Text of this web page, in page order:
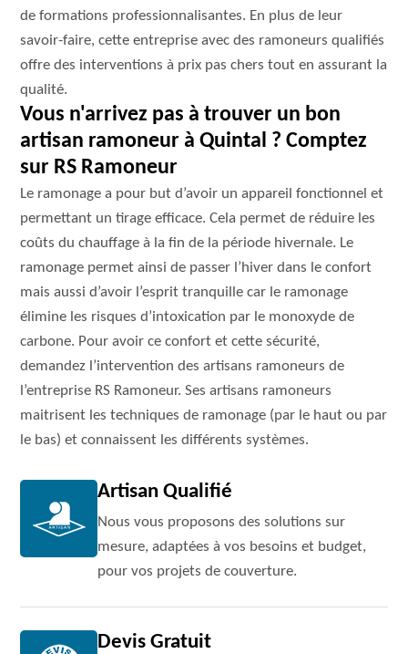
de formations professionnalisantes. En plus de leur
savoir-faire, cette entreprise avec des ramoneurs qualifiés
offre des interventions à prix pas chers tout en assurant la
qualité.
Vous n'arrivez pas à trouver un bon
artisan ramoneur à Quintal ? Comptez
sur RS Ramoneur
Le ramonage a pour but d’avoir un appareil fonctionnel et
permettant un tirage efficace. Cela permet de réduire les
coûts du chauffage à la fin de la période hivernale. Le
ramonage permet ainsi de passer l’hiver dans le confort
mais aussi d’avoir l’esprit tranquille car le ramonage
élimine les risques d’intoxication par le monoxyde de
carbone. Pour avoir ce confort et cette sécurité,
demandez l’intervention des artisans ramoneurs de
l’entreprise RS Ramoneur. Ses artisans ramoneurs
maitrisent les techniques de ramonage (par le haut ou par
le bas) et connaissent les différents systèmes.
Artisan Qualifié
Nous vous proposons des solutions sur
mesure, adaptées à vos besoins et budget,
pour vos projets de couverture.
Devis Gratuit